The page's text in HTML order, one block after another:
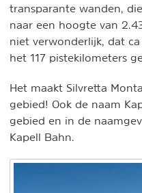
transparante wanden,
naar een hoogte van
niet verwonderlijk, dat
het 117 pistekilometers
Het maakt Silvretta
gebied! Ook de naam
gebied en in de
Kapell Bahn.